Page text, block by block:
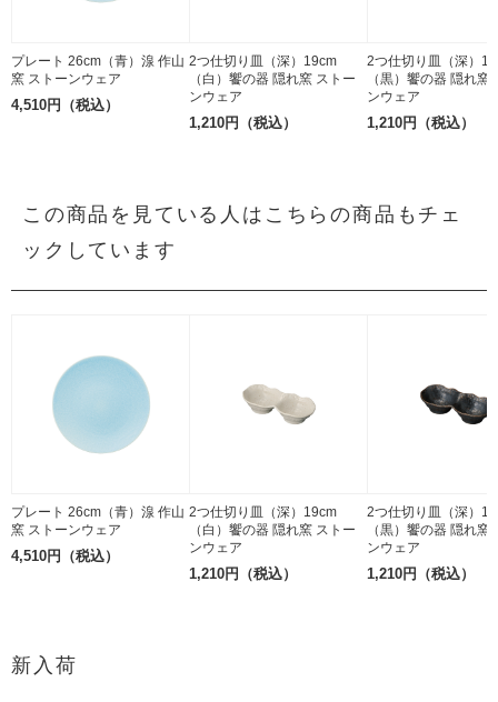
プレート 26cm（青）湶 作山
窯 ストーンウェア
4,510円（税込）
2つ仕切り皿（深）19cm
（白）饗の器 隠れ窯 ストー
ンウェア
1,210円（税込）
2つ仕切り皿（深）
（黒）饗の器 隠れ窯
ンウェア
1,210円（税込）
この商品を見ている人はこちらの商品もチェ
ックしています
プレート 26cm（青）湶 作山
窯 ストーンウェア
4,510円（税込）
2つ仕切り皿（深）19cm
（白）饗の器 隠れ窯 ストー
ンウェア
1,210円（税込）
2つ仕切り皿（深）
（黒）饗の器 隠れ窯
ンウェア
1,210円（税込）
新入荷